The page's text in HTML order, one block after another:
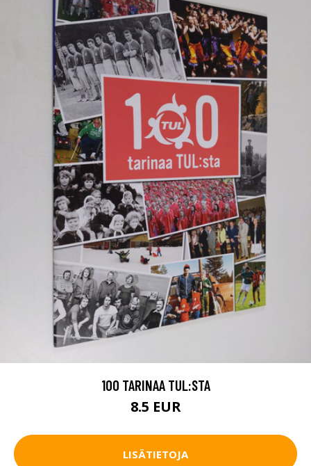
100 TARINAA TUL:STA
8.5 EUR
LISÄTIETOJA